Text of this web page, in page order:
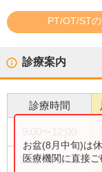
PT/OT/ST
診療案内
診療時間
14:00〜18:00
お盆(8月中旬)は
医療機関に直接ご